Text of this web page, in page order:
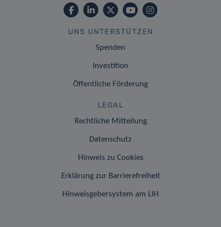
UNS UNTERSTÜTZEN
Spenden
Investition
Öffentliche Förderung
LEGAL
Rechtliche Mitteilung
Datenschutz
Hinweis zu Cookies
Erklärung zur Barrierefreiheit
Hinweisgebersystem am LIH